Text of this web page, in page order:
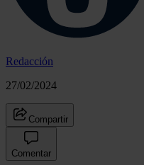
Redacción
27/02/2024
Compartir
Comentar